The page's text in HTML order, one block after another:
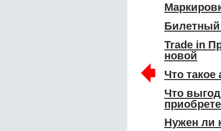
Билетный
Trade in
новой
Что
Что
Нужен ли
🠸